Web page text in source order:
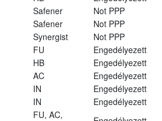
Safener
Not PPP
Safener
Not PPP
Synergist
Not PPP
FU
Engedélyezett
HB
Engedélyezett
AC
Engedélyezett
IN
Engedélyezett
IN
Engedélyezett
FU, AC,